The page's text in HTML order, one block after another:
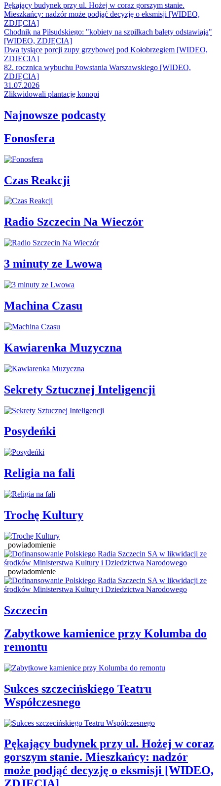
Pękający budynek przy ul. Hożej w coraz gorszym stanie.
Mieszkańcy: nadzór może podjąć decyzję o eksmisji [WIDEO,
ZDJĘCIA]
Chodnik na Piłsudskiego: "kobiety na szpilkach balety odstawiają"
[WIDEO, ZDJĘCIA]
Dwa tysiące porcji zupy grzybowej pod Kołobrzegiem [WIDEO,
ZDJECIA]
82. rocznica wybuchu Powstania Warszawskiego [WIDEO,
ZDJĘCIA]
31.07.2026
Zlikwidowali plantację konopi
Najnowsze podcasty
Fonosfera
Czas Reakcji
Radio Szczecin Na Wieczór
3 minuty ze Lwowa
Machina Czasu
Kawiarenka Muzyczna
Sekrety Sztucznej Inteligencji
Posydeńki
Religia na fali
Trochę Kultury
powiadomienie
powiadomienie
Szczecin
Zabytkowe kamienice przy Kolumba do
remontu
Sukces szczecińskiego Teatru
Współczesnego
Pękający budynek przy ul. Hożej w coraz
gorszym stanie. Mieszkańcy: nadzór
może podjąć decyzję o eksmisji [WIDEO,